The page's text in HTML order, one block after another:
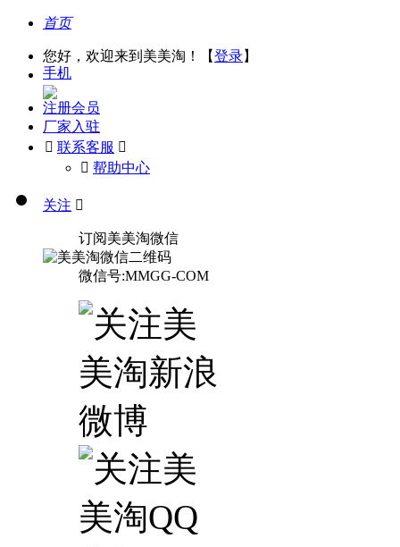
首页
您好，欢迎来到美美淘！【登录】
手机
注册会员
厂家入驻
 联系客服 
󰅃 帮助中心
关注 
订阅美美淘微信
微信号:MMGG-COM